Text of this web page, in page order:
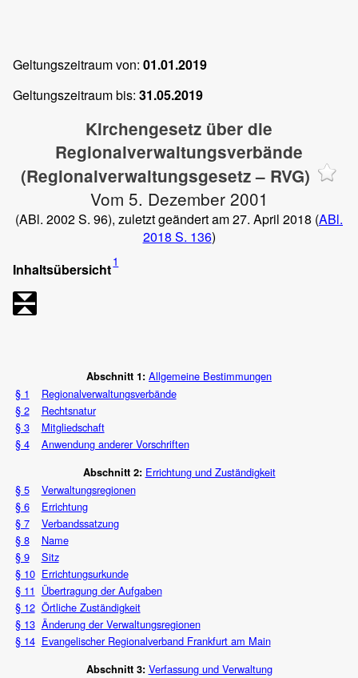
Geltungszeitraum von: 01.01.2019
Geltungszeitraum bis: 31.05.2019
Kirchengesetz über die
Regionalverwaltungsverbände
(Regionalverwaltungsgesetz – RVG)
Vom 5. Dezember 2001
(ABl. 2002 S. 96), zuletzt geändert am 27. April 2018 (ABl.
2018 S. 136)
Inhaltsübersicht1
Abschnitt 1: Allgemeine Bestimmungen
§ 1
Regionalverwaltungsverbände
§ 2
Rechtsnatur
§ 3
Mitgliedschaft
§ 4
Anwendung anderer Vorschriften
Abschnitt 2: Errichtung und Zuständigkeit
§ 5
Verwaltungsregionen
§ 6
Errichtung
§ 7
Verbandssatzung
§ 8
Name
§ 9
Sitz
§ 10 Errichtungsurkunde
§ 11 Übertragung der Aufgaben
§ 12 Örtliche Zuständigkeit
§ 13 Änderung der Verwaltungsregionen
§ 14 Evangelischer Regionalverband Frankfurt am Main
Abschnitt 3: Verfassung und Verwaltung